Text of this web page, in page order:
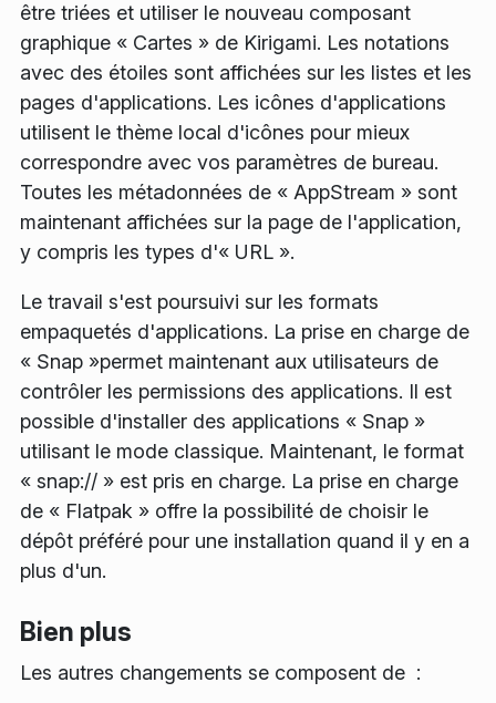
être triées et utiliser le nouveau composant
graphique « Cartes » de Kirigami. Les notations
avec des étoiles sont affichées sur les listes et les
pages d'applications. Les icônes d'applications
utilisent le thème local d'icônes pour mieux
correspondre avec vos paramètres de bureau.
Toutes les métadonnées de « AppStream » sont
maintenant affichées sur la page de l'application,
y compris les types d'« URL ».
Le travail s'est poursuivi sur les formats
empaquetés d'applications. La prise en charge de
« Snap »permet maintenant aux utilisateurs de
contrôler les permissions des applications. Il est
possible d'installer des applications « Snap »
utilisant le mode classique. Maintenant, le format
« snap:// » est pris en charge. La prise en charge
de « Flatpak » offre la possibilité de choisir le
dépôt préféré pour une installation quand il y en a
plus d'un.
Bien plus
Les autres changements se composent de :